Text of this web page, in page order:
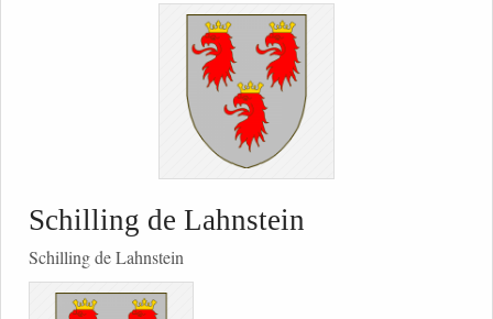
Schilling de Lahnstein
Schilling de Lahnstein